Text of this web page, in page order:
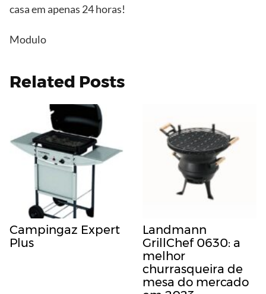
casa em apenas 24 horas!
Modulo
Related Posts
Campingaz Expert
Plus
Landmann
GrillChef 0630: a
melhor
churrasqueira de
mesa do mercado